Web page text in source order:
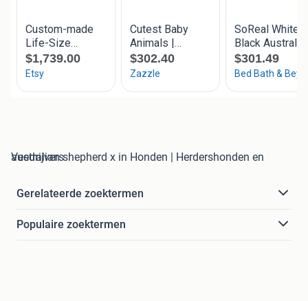
australian shepherd x in Honden | Herdershonden en Veedrijvers
Gerelateerde zoektermen
Populaire zoektermen